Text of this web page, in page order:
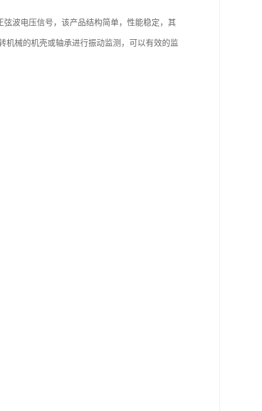
波电压信号，该产品结构简单，性能稳定，其
机械的机壳或轴承进行振动监测，可以有效的监